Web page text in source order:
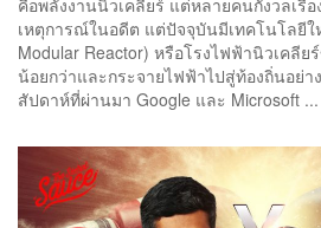
คือพลังงานนิวเคลียร์ แต่หลายคนกังวลเรื่
เหตุการณ์ในอดีต แต่ปัจจุบันมีเทคโนโลยีใ
Modular Reactor) หรือโรงไฟฟ้านิวเคลีย
น้อยกว่าและกระจายไฟฟ้าไปสู่ท้องถิ่นอย่
สัปดาห์ที่ผ่านมา Google และ Microsoft ...